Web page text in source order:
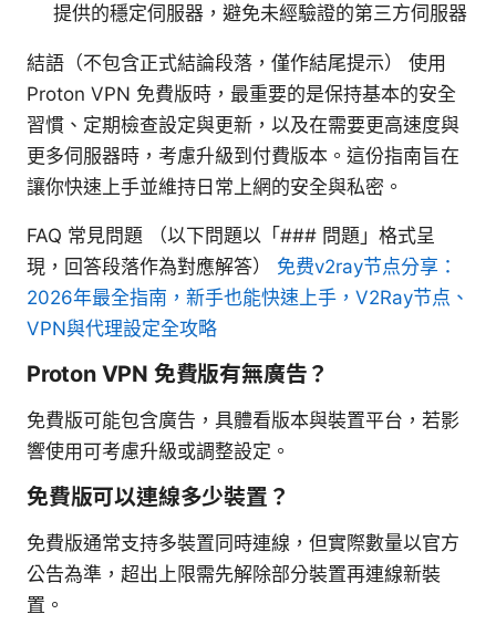
提供的穩定伺服器，避免未經驗證的第三方伺服器
結語（不包含正式結論段落，僅作結尾提示） 使用
Proton VPN 免費版時，最重要的是保持基本的安全
習慣、定期檢查設定與更新，以及在需要更高速度與
更多伺服器時，考慮升級到付費版本。這份指南旨在
讓你快速上手並維持日常上網的安全與私密。
FAQ 常見問題 （以下問題以「### 問題」格式呈
現，回答段落作為對應解答） 免费v2ray节点分享：
2026年最全指南，新手也能快速上手，V2Ray节点、
VPN與代理設定全攻略
Proton VPN 免費版有無廣告？
免費版可能包含廣告，具體看版本與裝置平台，若影
響使用可考慮升級或調整設定。
免費版可以連線多少裝置？
免費版通常支持多裝置同時連線，但實際數量以官方
公告為準，超出上限需先解除部分裝置再連線新裝
置。